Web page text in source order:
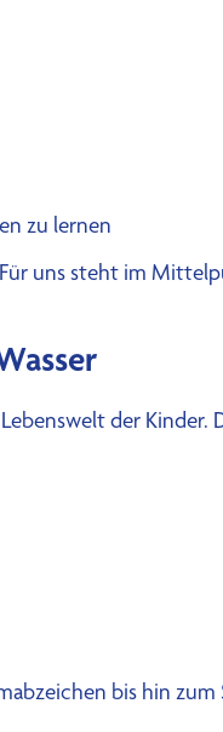
zu lernen
uns steht im
der
bis hin zum